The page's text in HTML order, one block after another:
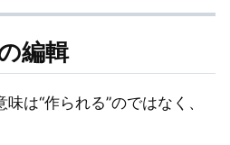
編輯
は“作られる”のではなく、